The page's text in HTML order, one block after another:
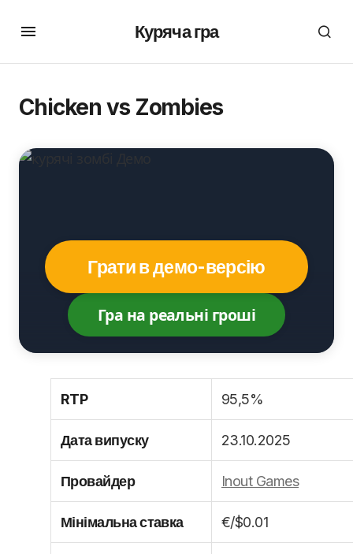
Куряча гра
Chicken vs Zombies
Грати в демо-версію
Гра на реальні гроші
RTP 95,5%
Дата випуску 23.10.2025
Провайдер Inout Games
Мінімальна ставка €/$0.01